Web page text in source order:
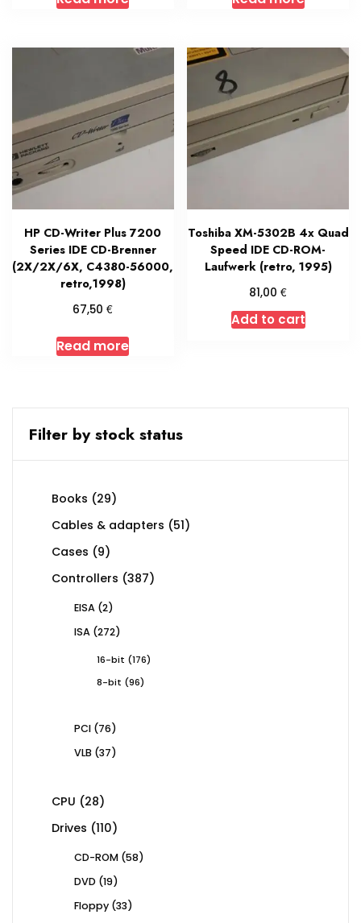
HP CD-Writer Plus 7200
Series IDE CD-Brenner
(2X/2X/6X, C4380-56000,
retro,1998)
67,50€
Read more
Toshiba XM-5302B 4x Quad
Speed IDE CD-ROM-
Laufwerk (retro, 1995)
81,00€
Add to cart
Filter by stock status
Books 2929
Cables & adapters 5151
Cases 99
Controllers 387387
EISA 22
ISA 272272
16-bit 176176
8-bit
9696
PCI 7676
VLB 3737
CPU 2828
Drives 110110
CD-ROM 5858
DVD 1919
Floppy 3333